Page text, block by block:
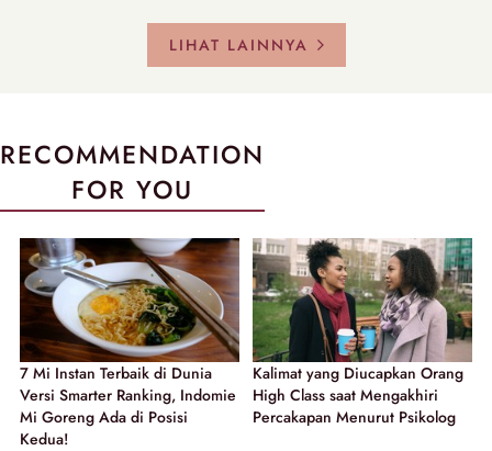
LIHAT LAINNYA
RECOMMENDATION
FOR YOU
7 Mi Instan Terbaik di Dunia
Versi Smarter Ranking, Indomie
Mi Goreng Ada di Posisi
Kedua!
Kalimat yang Diucapkan Orang
High Class saat Mengakhiri
Percakapan Menurut Psikolog